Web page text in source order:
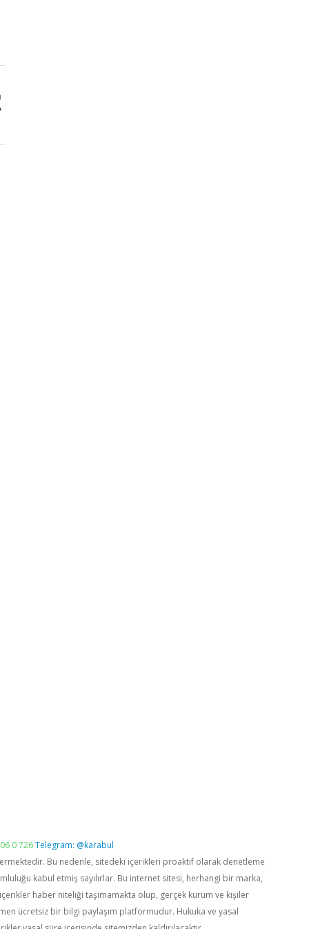
0 726Telegram: @karabul
Bu nedenle, sitedeki içerikleri proaktif olarak denetleme
kabul etmiş sayılırlar. Bu internet sitesi, herhangi bir marka,
haber niteliği taşımamakta olup, gerçek kurum ve kişiler
ücretsiz bir bilgi paylaşım platformudur. Hukuka ve yasal